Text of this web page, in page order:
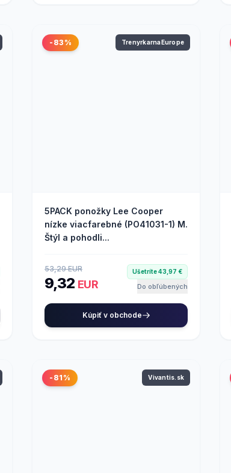
-83% TrenyrkarnaEurope
5PACK ponožky Lee Cooper
nízke viacfarebné (PO41031-1) M.
Štýl a pohodli...
53,29 EUR
9,32 EUR
Ušetríte 43,97 €
Do obľúbených
Kúpiť v obchode
-81% Vivantis.sk